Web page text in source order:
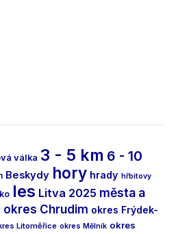
válka 3 - 5 km 6 - 10
Beskydy hory hrady hřbitovy
les Litva 2025 města a
okres Chrudim okres Frýdek-
Litoměřice okres Mělník okres